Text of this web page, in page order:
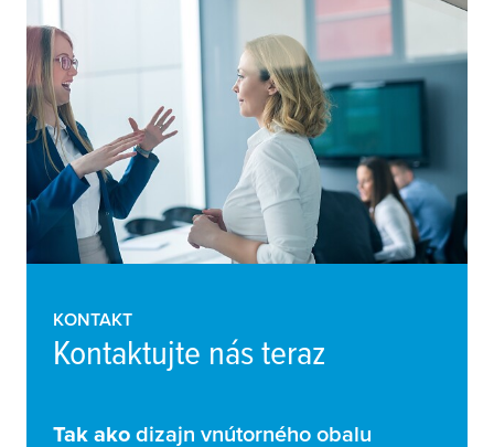
KONTAKT
Kontaktujte nás teraz
Tak ako dizajn vnútorného obalu